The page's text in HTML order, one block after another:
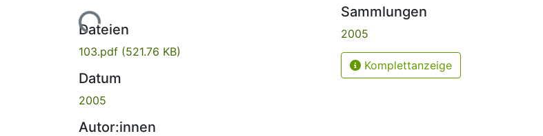
Lade...
Dateien
103.pdf (521.76 KB)
Datum
2005
Autor:innen
Sammlungen
2005
Komplettanzeige